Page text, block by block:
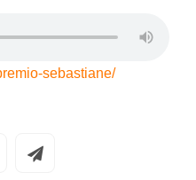
sebastiane/